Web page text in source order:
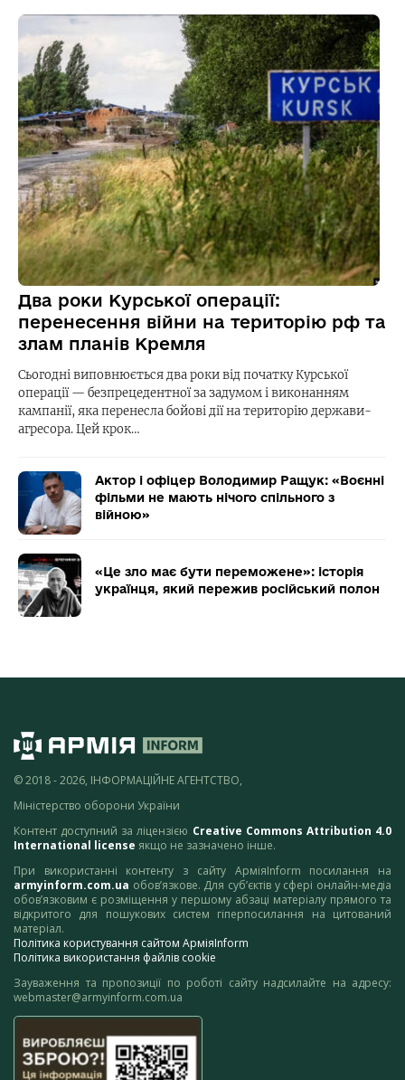
Два роки Курської операції:
перенесення війни на територію рф та
злам планів Кремля
Сьогодні виповнюється два роки від початку Курської
операції — безпрецедентної за задумом і виконанням
кампанії, яка перенесла бойові дії на територію держави-
агресора. Цей крок…
Актор і офіцер Володимир Ращук: «Воєнні
фільми не мають нічого спільного з
війною»
«Це зло має бути переможене»: історія
українця, який пережив російський полон
© 2018 - 2026, ІНФОРМАЦІЙНЕ АГЕНТСТВО,
Міністерство оборони України
Контент доступний за ліцензією Creative Commons Attribution 4.0
International license якщо не зазначено інше.
При використанні контенту з сайту АрміяInform посилання на
armyinform.com.ua обов’язкове. Для суб’єктів у сфері онлайн-медіа
обов’язковим є розміщення у першому абзаці матеріалу прямого та
відкритого для пошукових систем гіперпосилання на цитований
матеріал.
Політика користування сайтом АрміяInform
Політика використання файлів cookie
Зауваження та пропозиції по роботі сайту надсилайте на адресу:
webmaster@armyinform.com.ua